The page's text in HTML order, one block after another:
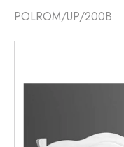
POLROM/UP/200B